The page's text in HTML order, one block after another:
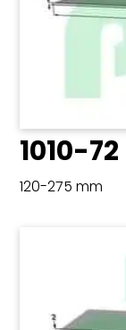
1010-72
120-275 mm